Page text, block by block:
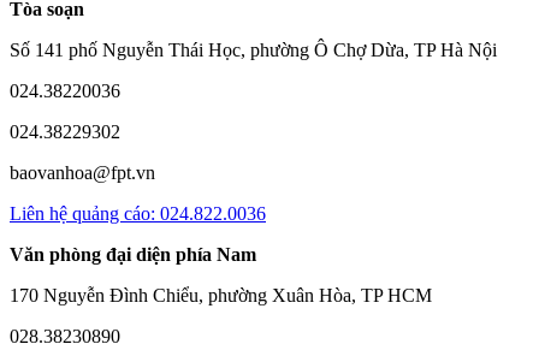
Tòa soạn
Số 141 phố Nguyễn Thái Học, phường Ô Chợ Dừa, TP Hà Nội
024.38220036
024.38229302
baovanhoa@fpt.vn
Liên hệ quảng cáo: 024.822.0036
Văn phòng đại diện phía Nam
170 Nguyễn Đình Chiểu, phường Xuân Hòa, TP HCM
028.38230890